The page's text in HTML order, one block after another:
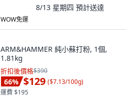
8/13 星期四 預計送達
WOW免運
ARM&HAMMER 純小蘇打粉, 1個,
1.81kg
折扣後價格$390
66% $129 ($7.13/100g)
運費 $195